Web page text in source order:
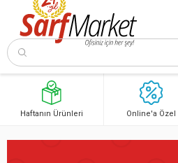
5000 TL ve Üzeri Alışverişlerde
ve Trakya İçin
Haftanın Ürünleri Online'a Özel